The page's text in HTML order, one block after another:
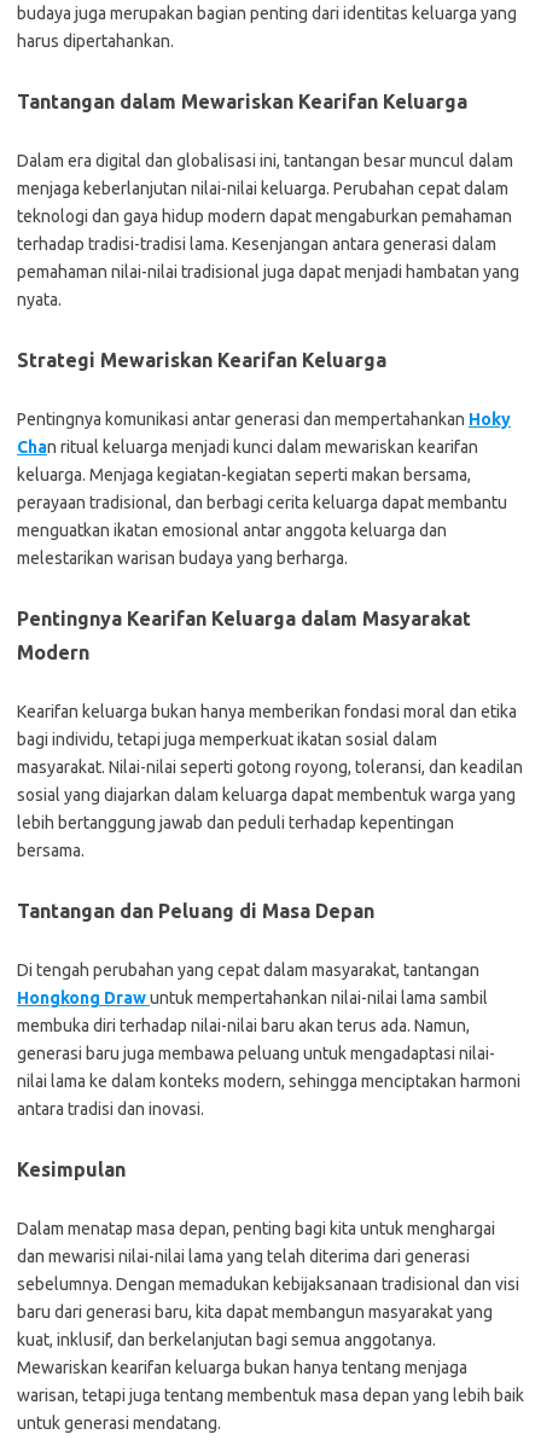
budaya juga merupakan bagian penting dari identitas keluarga yang
harus dipertahankan.
Tantangan dalam Mewariskan Kearifan Keluarga
Dalam era digital dan globalisasi ini, tantangan besar muncul dalam
menjaga keberlanjutan nilai-nilai keluarga. Perubahan cepat dalam
teknologi dan gaya hidup modern dapat mengaburkan pemahaman
terhadap tradisi-tradisi lama. Kesenjangan antara generasi dalam
pemahaman nilai-nilai tradisional juga dapat menjadi hambatan yang
nyata.
Strategi Mewariskan Kearifan Keluarga
Pentingnya komunikasi antar generasi dan mempertahankan Hoky
Chan ritual keluarga menjadi kunci dalam mewariskan kearifan
keluarga. Menjaga kegiatan-kegiatan seperti makan bersama,
perayaan tradisional, dan berbagi cerita keluarga dapat membantu
menguatkan ikatan emosional antar anggota keluarga dan
melestarikan warisan budaya yang berharga.
Pentingnya Kearifan Keluarga dalam Masyarakat
Modern
Kearifan keluarga bukan hanya memberikan fondasi moral dan etika
bagi individu, tetapi juga memperkuat ikatan sosial dalam
masyarakat. Nilai-nilai seperti gotong royong, toleransi, dan keadilan
sosial yang diajarkan dalam keluarga dapat membentuk warga yang
lebih bertanggung jawab dan peduli terhadap kepentingan
bersama.
Tantangan dan Peluang di Masa Depan
Di tengah perubahan yang cepat dalam masyarakat, tantangan
Hongkong Drawuntuk mempertahankan nilai-nilai lama sambil
membuka diri terhadap nilai-nilai baru akan terus ada. Namun,
generasi baru juga membawa peluang untuk mengadaptasi nilai-
nilai lama ke dalam konteks modern, sehingga menciptakan harmoni
antara tradisi dan inovasi.
Kesimpulan
Dalam menatap masa depan, penting bagi kita untuk menghargai
dan mewarisi nilai-nilai lama yang telah diterima dari generasi
sebelumnya. Dengan memadukan kebijaksanaan tradisional dan visi
baru dari generasi baru, kita dapat membangun masyarakat yang
kuat, inklusif, dan berkelanjutan bagi semua anggotanya.
Mewariskan kearifan keluarga bukan hanya tentang menjaga
warisan, tetapi juga tentang membentuk masa depan yang lebih baik
untuk generasi mendatang.